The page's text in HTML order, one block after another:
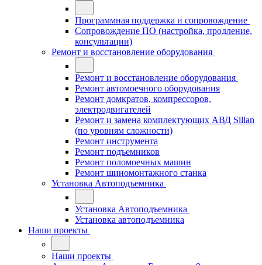
Программная поддержка и сопровождение
Сопровождение ПО (настройка, продление,
консультации)
Ремонт и восстановление оборудования
Ремонт и восстановление оборудования
Ремонт автомоечного оборудования
Ремонт домкратов, компрессоров,
электродвигателей
Ремонт и замена комплектующих АВД Sillan
(по уровням сложности)
Ремонт инструмента
Ремонт подъемников
Ремонт поломоечных машин
Ремонт шиномонтажного станка
Установка Автоподъемника
Установка Автоподъемника
Установка автоподъемника
Наши проекты
Наши проекты